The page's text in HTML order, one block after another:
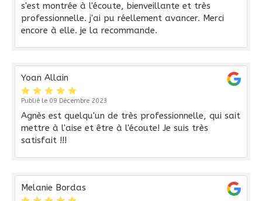
s'est montrée à l'écoute, bienveillante et très
professionnelle. j'ai pu réellement avancer. Merci
encore à elle. je la recommande.
Yoan Allain
Publié le 09 Décembre 2023
Agnès est quelqu'un de très professionnelle, qui sait
mettre à l'aise et être à l'écoute! Je suis très
satisfait !!!
Melanie Bordas